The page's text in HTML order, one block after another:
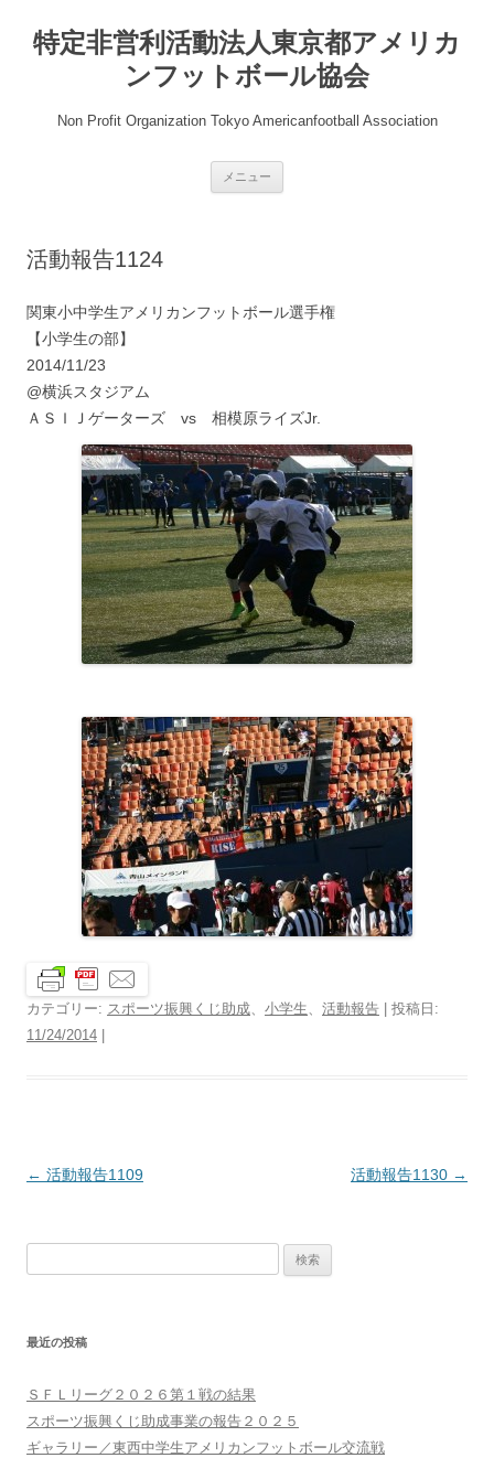
テ
ン
特定非営利活動法人東京都アメリカ
ンフットボール協会
Non Profit Organization Tokyo Americanfootball Association
メニュー
活動報告1124
関東小中学生アメリカンフットボール選手権
【小学生の部】
2014/11/23
@横浜スタジアム
ＡＳＩＪゲーターズ vs 相模原ライズJr.
カテゴリー: スポーツ振興くじ助成、 小学生、 活動報告 | 投稿日:
11/24/2014
投
ョ
ン
← 活動報告1109 活動報告1130 →
最近の投稿
ＳＦＬリーグ２０２６第１戦の結果
スポーツ振興くじ助成事業の報告２０２５
ギャラリー／東西中学生アメリカンフットボール交流戦